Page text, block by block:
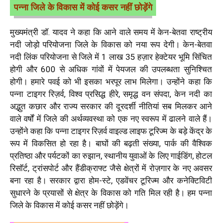
पन्ना जिले के विकास में कोई कसर नहीं छोड़ेंगे
मुख्यमंत्री डॉ. यादव ने कहा कि आने वाले समय में केन-बेतवा राष्ट्रीय
नदी जोड़ो परियोजना जिले के विकास को नया रूप देगी। केन-बेतवा
नदी लिंक परियोजना से जिले में 1 लाख 35 हज़ार हेक्टेयर भूमि सिंचित
होगी और 600 से अधिक गांवों में पेयजल की उपलब्धता सुनिश्चित
होगी। हमारे पवई को भी इसका भरपूर लाभ मिलेगा। उन्होंने कहा कि
पन्ना टाइगर रिज़र्व, विश्व प्रसिद्ध हीरे, समृद्ध वन संपदा, केन नदी का
अ‌द्भुत कछार और राज्य सरकार की दूरदर्शी नीतियां सब मिलकर आने
वाले वर्षों में जिले की अर्थव्यवस्था को एक नए स्वरूप में ढालने वाले हैं।
उन्होंने कहा कि पन्ना टाइगर रिज़र्व वाइल्ड लाइफ टूरिज्म के बड़े केंद्र के
रूप में विकसित हो रहा है। बाघों की बढ़ती संख्या, पार्क की वैश्विक
प्रतिष्ठा और पर्यटकों का रुझान, स्थानीय युवाओं के लिए गाईडिंग, होटल
रिसॉर्ट, ट्रांसपोर्ट और हैंडीक्राफ्ट जैसे क्षेत्रों में रोज़गार के नए अवसर
बना रहा है। सरकार द्वारा होम-स्टे, एडवेंचर टूरिज्म और कनेक्टिविटी
सुधारने के प्रयासों से क्षेत्र के विकास को गति मिल रही है। हम पन्ना
जिले के विकास में कोई कसर नहीं छोड़ेंगे।